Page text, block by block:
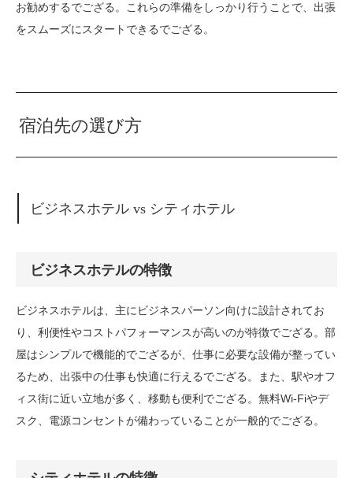
お勧めするでござる。これらの準備をしっかり行うことで、出張
をスムーズにスタートできるでござる。
宿泊先の選び方
ビジネスホテル vs シティホテル
ビジネスホテルの特徴
ビジネスホテルは、主にビジネスパーソン向けに設計されてお
り、利便性やコストパフォーマンスが高いのが特徴でござる。部
屋はシンプルで機能的でござるが、仕事に必要な設備が整ってい
るため、出張中の仕事も快適に行えるでござる。また、駅やオフ
ィス街に近い立地が多く、移動も便利でござる。無料Wi-Fiやデ
スク、電源コンセントが備わっていることが一般的でござる。